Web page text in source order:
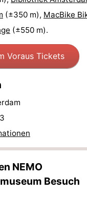
(±350 m), MacBike
(±550 m).
Voraus Tickets
NEMO
Besuch